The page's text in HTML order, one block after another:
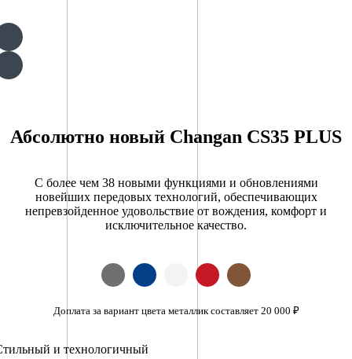
Абсолютно новый Changan CS35 PLUS
С более чем 38 новыми функциями и обновлениями
новейших передовых технологий, обеспечивающих
непревзойденное удовольствие от вождения, комфорт и
исключительное качество.
Доплата за вариант цвета металлик составляет 20 000 ₽
и технологичный